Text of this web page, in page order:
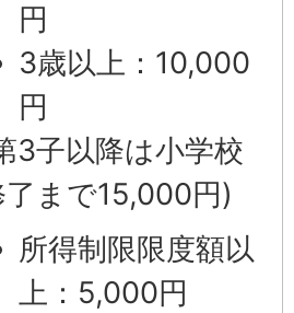
円
3歳以上：10,000
円
3子以降は小学校
了まで15,000円)
所得制限限度額以
上：5,000円